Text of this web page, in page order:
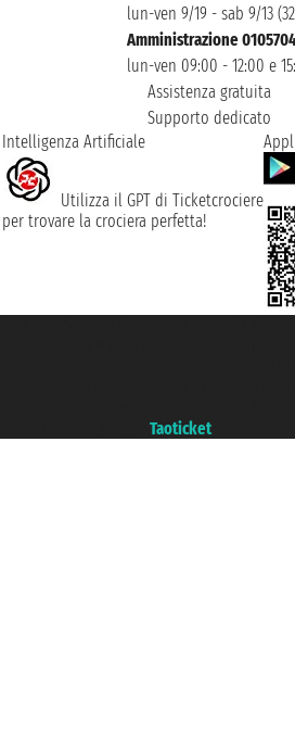
lun-ven 9/19 - sab 9/13
Amministrazione
lun-ven 09:00 - 12:00 e
Assistenza gratuita
Supporto dedicato
Intelligenza Artificiale
Utilizza il GPT di Ticketcrociere
per trovare la crociera perfetta!
Taoticket